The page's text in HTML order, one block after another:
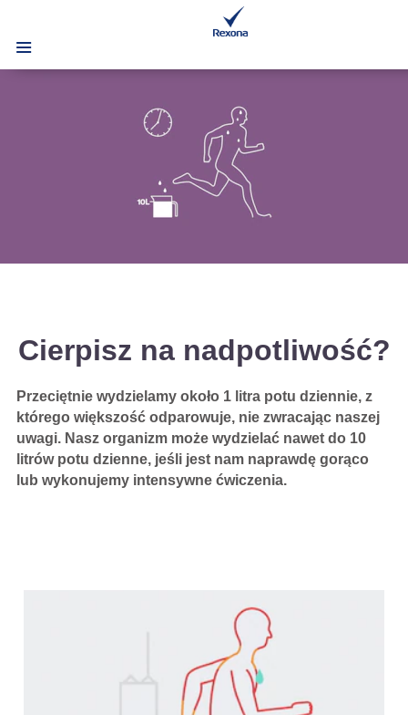
Cierpisz na nadpotliwość?
Przeciętnie wydzielamy około 1 litra potu dziennie, z
którego większość odparowuje, nie zwracając naszej
uwagi. Nasz organizm może wydzielać nawet do 10
litrów potu dzienne, jeśli jest nam naprawdę gorąco
lub wykonujemy intensywne ćwiczenia.